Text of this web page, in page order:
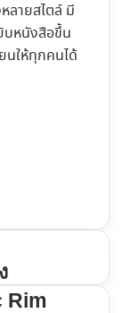
ลายสไตล์ มี
บหนังสือขึ้น
นให้ทุกคนได้
Rim